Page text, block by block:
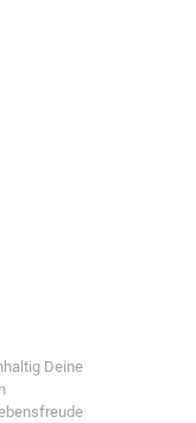
Deine